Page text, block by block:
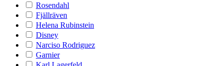
Rosendahl
Fjällräven
Helena Rubinstein
Disney
Narciso Rodriguez
Garnier